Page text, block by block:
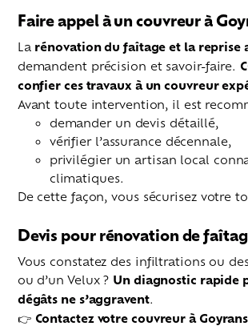
Faire appel à un couvreur à
La rénovation du faîtage et la reprise
demandent précision et savoir-faire.
confier ces travaux à un couvreur
Avant toute intervention, il est
demander un devis détaillé,
vérifier l’assurance décennale,
privilégier un artisan local
climatiques.
De cette façon, vous sécurisez votre
Devis pour rénovation de
Vous constatez des infiltrations ou
ou d’un Velux ? Un diagnostic rapide
dégâts ne s’aggravent.
👉 Contactez votre couvreur à Goyrans